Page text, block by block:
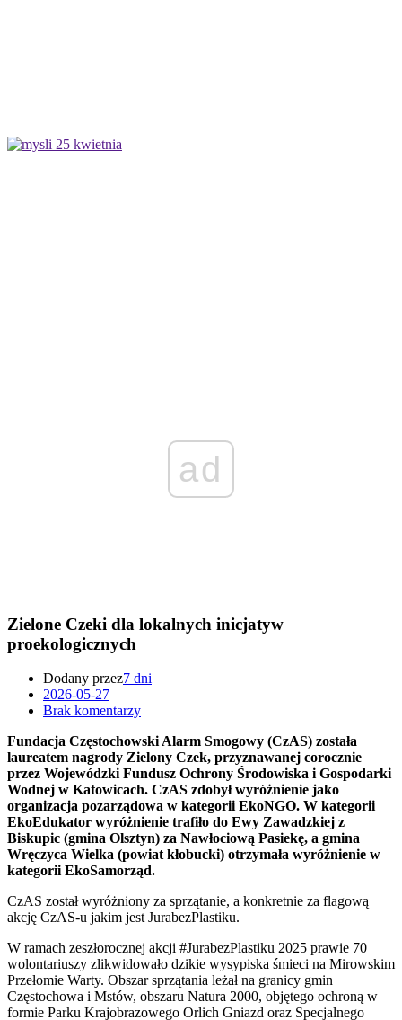
ad
Zielone Czeki dla lokalnych inicjatyw
proekologicznych
Dodany przez7 dni
2026-05-27
Brak komentarzy
Fundacja Częstochowski Alarm Smogowy (CzAS) została
laureatem nagrody Zielony Czek, przyznawanej corocznie
przez Wojewódzki Fundusz Ochrony Środowiska i Gospodarki
Wodnej w Katowicach. CzAS zdobył wyróżnienie jako
organizacja pozarządowa w kategorii EkoNGO. W kategorii
EkoEdukator wyróżnienie trafiło do Ewy Zawadzkiej z
Biskupic (gmina Olsztyn) za Nawłociową Pasiekę, a gmina
Wręczyca Wielka (powiat kłobucki) otrzymała wyróżnienie w
kategorii EkoSamorząd.
CzAS został wyróżniony za sprzątanie, a konkretnie za flagową
akcję CzAS-u jakim jest JurabezPlastiku.
W ramach zeszłorocznej akcji #JurabezPlastiku 2025 prawie 70
wolontariuszy zlikwidowało dzikie wysypiska śmieci na Mirowskim
Przełomie Warty. Obszar sprzątania leżał na granicy gmin
Częstochowa i Mstów, obszaru Natura 2000, objętego ochroną w
formie Parku Krajobrazowego Orlich Gniazd oraz Specjalnego